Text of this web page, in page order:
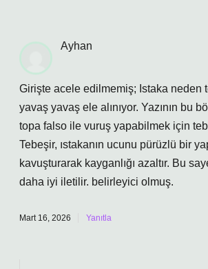
Ayhan
Girişte acele edilmemiş; Istaka neden
yavaş yavaş ele alınıyor. Yazının bu
topa falso ile vuruş yapabilmek için
Tebeşir, ıstakanın ucunu pürüzlü bir
kavuşturarak kayganlığı azaltır. Bu
daha iyi iletilir. belirleyici olmuş.
Mart 16, 2026 Yanıtla